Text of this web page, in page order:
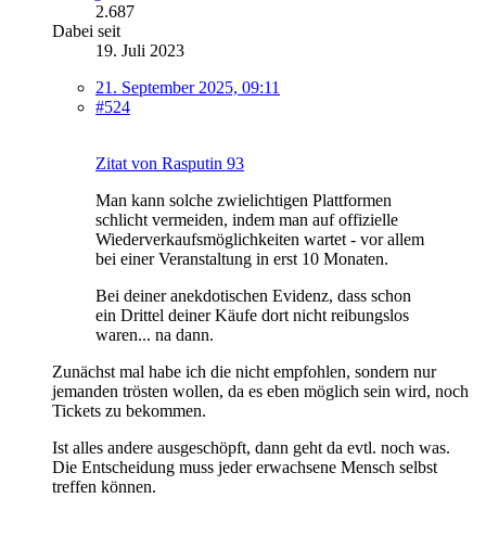
2.687
Dabei seit
19. Juli 2023
21. September 2025, 09:11
#524
Zitat von Rasputin 93
Man kann solche zwielichtigen Plattformen
schlicht vermeiden, indem man auf offizielle
Wiederverkaufsmöglichkeiten wartet - vor allem
bei einer Veranstaltung in erst 10 Monaten.
Bei deiner anekdotischen Evidenz, dass schon
ein Drittel deiner Käufe dort nicht reibungslos
waren... na dann.
Zunächst mal habe ich die nicht empfohlen, sondern nur
jemanden trösten wollen, da es eben möglich sein wird, noch
Tickets zu bekommen.
Ist alles andere ausgeschöpft, dann geht da evtl. noch was.
Die Entscheidung muss jeder erwachsene Mensch selbst
treffen können.